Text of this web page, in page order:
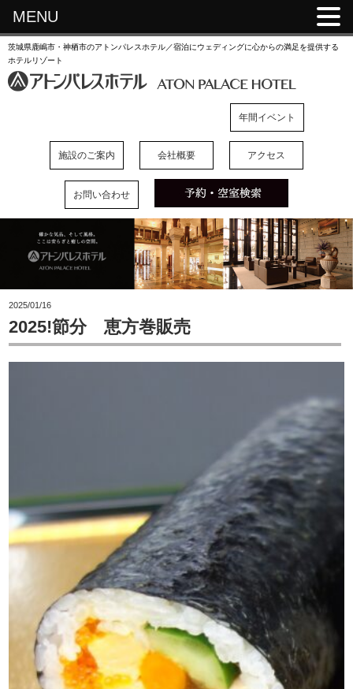
茨城県鹿嶋市・神栖市のアトンパレスホテル／宿泊にウェディングに心からの満足を提供する
ホテルリゾート
年間イベント
施設のご案内 会社概要 アクセス
お問い合わせ
2025/01/16
2025!節分 恵方巻販売
MENU